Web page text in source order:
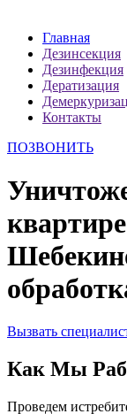
Главная
Дезинсекция
Дезинфекция
Дератизация
Контакты
ПОЗВОНИТЬ
Вызвать
Как Мы
Проведем